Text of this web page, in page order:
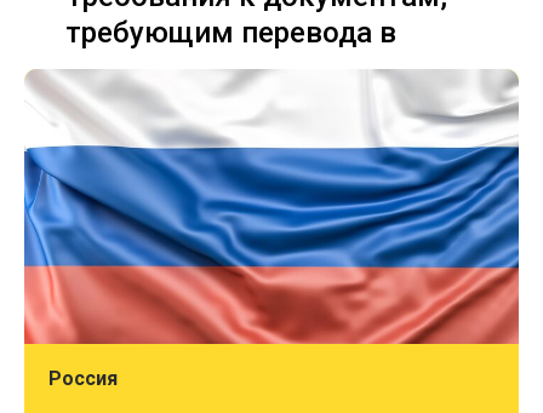
требующим перевода в
разных странах
Россия